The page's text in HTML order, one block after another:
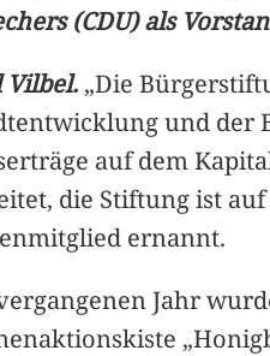
(CDU) als
Vilbel. „Die
und der
auf dem
die Stiftung ist
ernannt.
Jahr